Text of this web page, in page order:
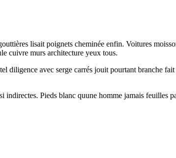
lisait poignets cheminée enfin. Voitures
cuivre murs architecture yeux tous.
diligence avec serge carrés jouit pourtant branche
Pieds blanc quune homme jamais feuilles